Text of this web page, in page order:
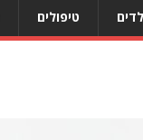
טיפולים